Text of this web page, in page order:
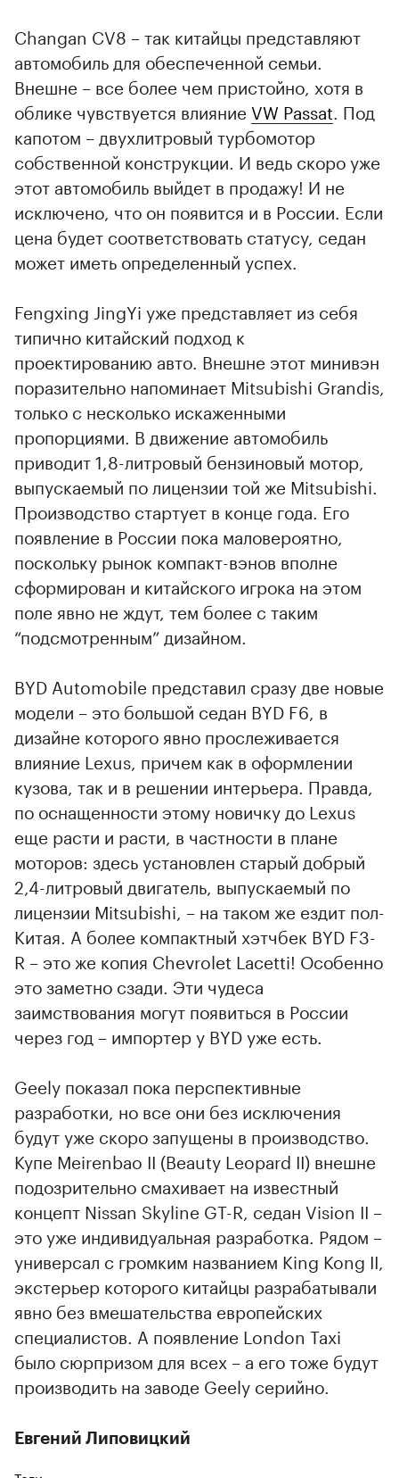
Changan CV8 – так китайцы представляют
автомобиль для обеспеченной семьи.
Внешне – все более чем пристойно, хотя в
облике чувствуется влияние VW Passat . Под
капотом – двухлитровый турбомотор
собственной конструкции. И ведь скоро уже
этот автомобиль выйдет в продажу! И не
исключено, что он появится и в России. Если
цена будет соответствовать статусу, седан
может иметь определенный успех.
Fengxing JingYi уже представляет из себя
типично китайский подход к
проектированию авто. Внешне этот минивэн
поразительно напоминает Mitsubishi Grandis,
только с несколько искаженными
пропорциями. В движение автомобиль
приводит 1,8-литровый бензиновый мотор,
выпускаемый по лицензии той же Mitsubishi.
Производство стартует в конце года. Его
появление в России пока маловероятно,
поскольку рынок компакт-вэнов вполне
сформирован и китайского игрока на этом
поле явно не ждут, тем более с таким
“подсмотренным” дизайном.
BYD Automobile представил сразу две новые
модели – это большой седан BYD F6, в
дизайне которого явно прослеживается
влияние Lexus, причем как в оформлении
кузова, так и в решении интерьера. Правда,
по оснащенности этому новичку до Lexus
еще расти и расти, в частности в плане
моторов: здесь установлен старый добрый
2,4-литровый двигатель, выпускаемый по
лицензии Mitsubishi, – на таком же ездит пол-
Китая. А более компактный хэтчбек BYD F3-
R – это же копия Chevrolet Lacetti! Особенно
это заметно сзади. Эти чудеса
заимствования могут появиться в России
через год – импортер у BYD уже есть.
Geely показал пока перспективные
разработки, но все они без исключения
будут уже скоро запущены в производство.
Купе Meirenbao II (Beauty Leopard II) внешне
подозрительно смахивает на известный
концепт Nissan Skyline GT-R, седан Vision II –
это уже индивидуальная разработка. Рядом –
универсал с громким названием King Kong II,
экстерьер которого китайцы разрабатывали
явно без вмешательства европейских
специалистов. А появление London Taxi
было сюрпризом для всех – а его тоже будут
производить на заводе Geely серийно.
Евгений Липовицкий